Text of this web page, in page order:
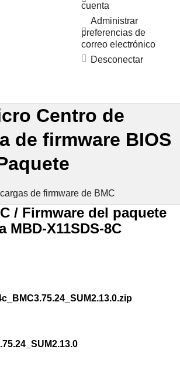
cuenta
Administrar
preferencias de
correo electrónico
Desconectar
Centro de
de firmware BIOS
de firmware de BMC
/ Firmware del paquete
MBD-X11SDS-8C